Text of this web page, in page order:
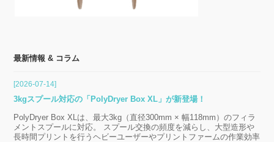
最新情報 & コラム
[2026-07-14]
3kgスプール対応の「PolyDryer Box XL」が新登場！
PolyDryer Box XLは、最大3kg（直径300mm × 幅118mm）のフィラ
メントスプールに対応。 スプール交換の頻度を減らし、大型造形や
長時間プリントを行うヘビーユーザーやプリントファームの作業効率